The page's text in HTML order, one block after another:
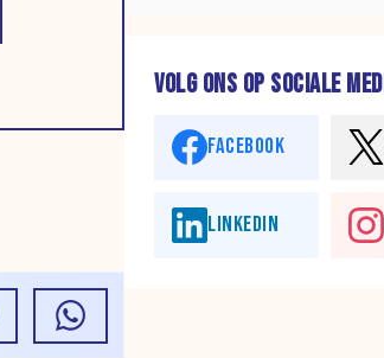
VOLG ONS OP SOCIALE
FACEBOOK
LINKEDIN